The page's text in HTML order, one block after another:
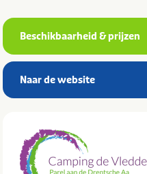
Beschikbaarheid & prijzen
Naar de website